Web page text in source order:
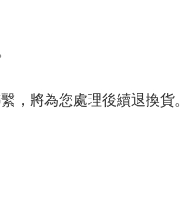
，將為您處理後續退換貨。